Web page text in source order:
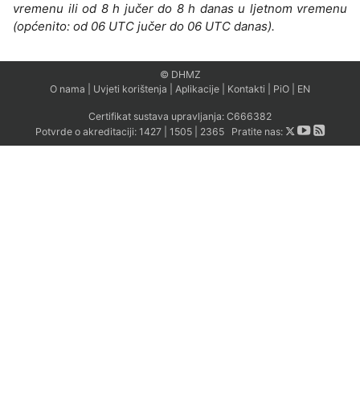
vremenu ili od 8 h jučer do 8 h danas u ljetnom vremenu
(općenito: od 06 UTC jučer do 06 UTC danas).
© DHMZ
O nama
Uvjeti korištenja Aplikacije Kontakti PiO EN
Certifikat sustava upravljanja: C666382
Potvrde o akreditaciji: 1427| 1505| 2365Pratite nas: